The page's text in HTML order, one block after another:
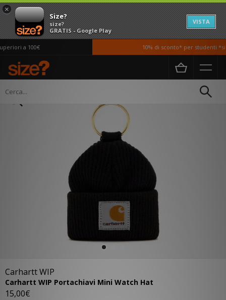
×
Size?
size?
GRATIS - Google Play
VISTA
a 100€ 10% di sconto* per studenti *si
Home Uomo
Carhartt WIP
Carhartt WIP Portachiavi Mini Watch Hat
15,00€